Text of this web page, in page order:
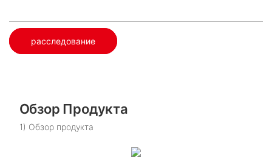
расследование
Обзор Продукта
1) Обзор продукта